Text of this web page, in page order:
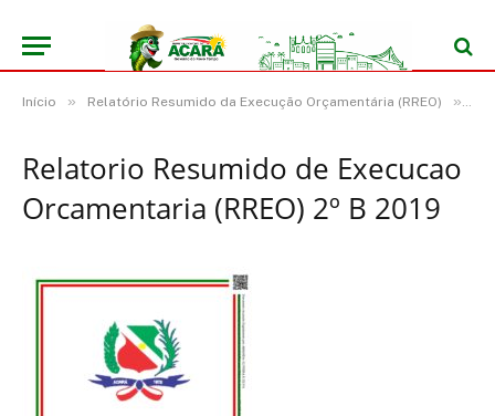
Início » Relatório Resumido da Execução Orçamentária (RREO) »
Relatorio Resumido de Execucao
Orcamentaria (RREO) 2º B 2019